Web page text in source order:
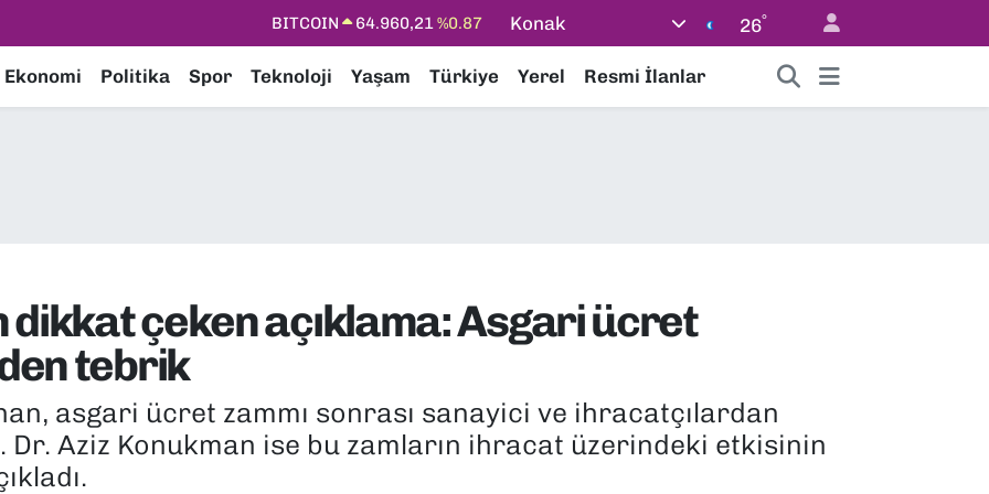
DOLAR 47,7436%0.18
STERLİN
64,4811%0.38
Konak 26°
Ekonomi Politika Spor Teknoloji Yaşam Türkiye Yerel Resmi İlanlar
dikkat çeken açıklama: Asgari ücret
tebrik
asgari ücret zammı sonrası sanayici ve ihracatçılardan
Dr. Aziz Konukman ise bu zamların ihracat üzerindeki etkisinin